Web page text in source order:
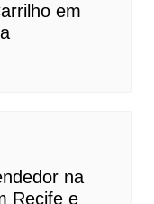
em
na
Recife e